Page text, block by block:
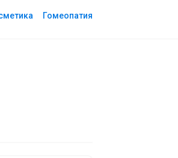
Гомеопатия